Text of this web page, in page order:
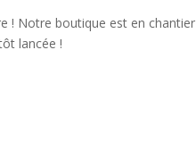
! Notre boutique est en chantier
lancée !